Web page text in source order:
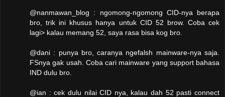
@nanmawan_blog : ngomong-ngomong CID-nya berapa
bro, trik ini khusus hanya untuk CID 52 brow. Coba cek
lagi> kalau memang 52, saya rasa bisa kog bro.
@dani : punya bro, caranya ngefalsh mainware-nya saja.
FSnya gak usah. Coba cari mainware yang support bahasa
IND dulu bro.
@ian : cek dulu nilai CID nya, kalau dah 52 pasti connect